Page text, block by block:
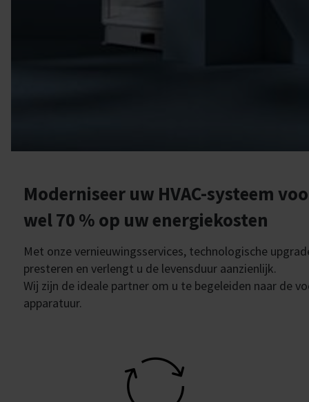
Moderniseer uw HVAC-systeem
wel 70 % op uw energiekosten
Met onze vernieuwingsservices, technologische
presteren en verlengt u de levensduur aanzienlijk.
Wij zijn de ideale partner om u te begeleiden naar de
apparatuur.